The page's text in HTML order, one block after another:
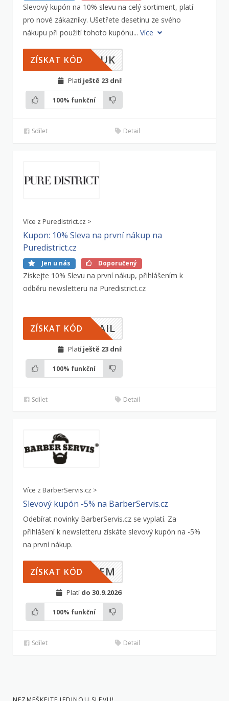
Slevový kupón na 10% slevu na celý sortiment, platí
pro nové zákazníky. Ušetřete desetinu ze svého
nákupu při použití tohoto kupónu... Více
FPUK
ZÍSKAT KÓD
Platí ještě 23 dní!
100% funkční
Sdílet Detail
Více z Puredistrict.cz >
Kupon: 10% Sleva na první nákup na
Puredistrict.cz
Jen u nás Doporučený
Získejte 10% Slevu na první nákup, přihlášením k
odběru newsletteru na Puredistrict.cz
MAIL
ZÍSKAT KÓD
Platí ještě 23 dní!
100% funkční
Sdílet Detail
Více z BarberServis.cz >
Slevový kupón -5% na BarberServis.cz
Odebírat novinky BarberServis.cz se vyplatí. Za
přihlášení k newsletteru získáte slevový kupón na -5%
na první nákup.
ILEM
ZÍSKAT KÓD
Platí do 30.9.2026!
100% funkční
Sdílet Detail